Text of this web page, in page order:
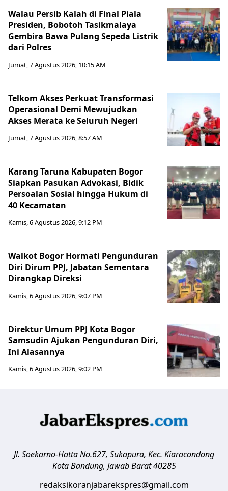
Walau Persib Kalah di Final Piala
Presiden, Bobotoh Tasikmalaya
Gembira Bawa Pulang Sepeda Listrik
dari Polres
Jumat, 7 Agustus 2026, 10:15 AM
Telkom Akses Perkuat Transformasi
Operasional Demi Mewujudkan
Akses Merata ke Seluruh Negeri
Jumat, 7 Agustus 2026, 8:57 AM
Karang Taruna Kabupaten Bogor
Siapkan Pasukan Advokasi, Bidik
Persoalan Sosial hingga Hukum di
40 Kecamatan
Kamis, 6 Agustus 2026, 9:12 PM
Walkot Bogor Hormati Pengunduran
Diri Dirum PPJ, Jabatan Sementara
Dirangkap Direksi
Kamis, 6 Agustus 2026, 9:07 PM
Direktur Umum PPJ Kota Bogor
Samsudin Ajukan Pengunduran Diri,
Ini Alasannya
Kamis, 6 Agustus 2026, 9:02 PM
Jl. Soekarno-Hatta No.627, Sukapura, Kec. Kiaracondong
Kota Bandung, Jawab Barat 40285
redaksikoranjabarekspres@gmail.com